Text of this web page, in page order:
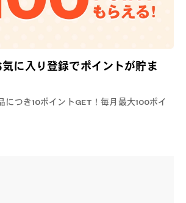
気に入り登録でポイントが貯ま
につき10ポイントGET！毎月最大100ポイ